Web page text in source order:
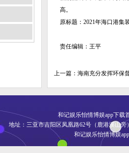
高。
原标题：2021年海口港集
责任编辑：王平
上一篇： 海南充分发挥环保
和记娱乐怡情博娱app下载
地址：三亚市吉阳区凤凰路62号（鹿港溪山
和记娱乐怡情博娱